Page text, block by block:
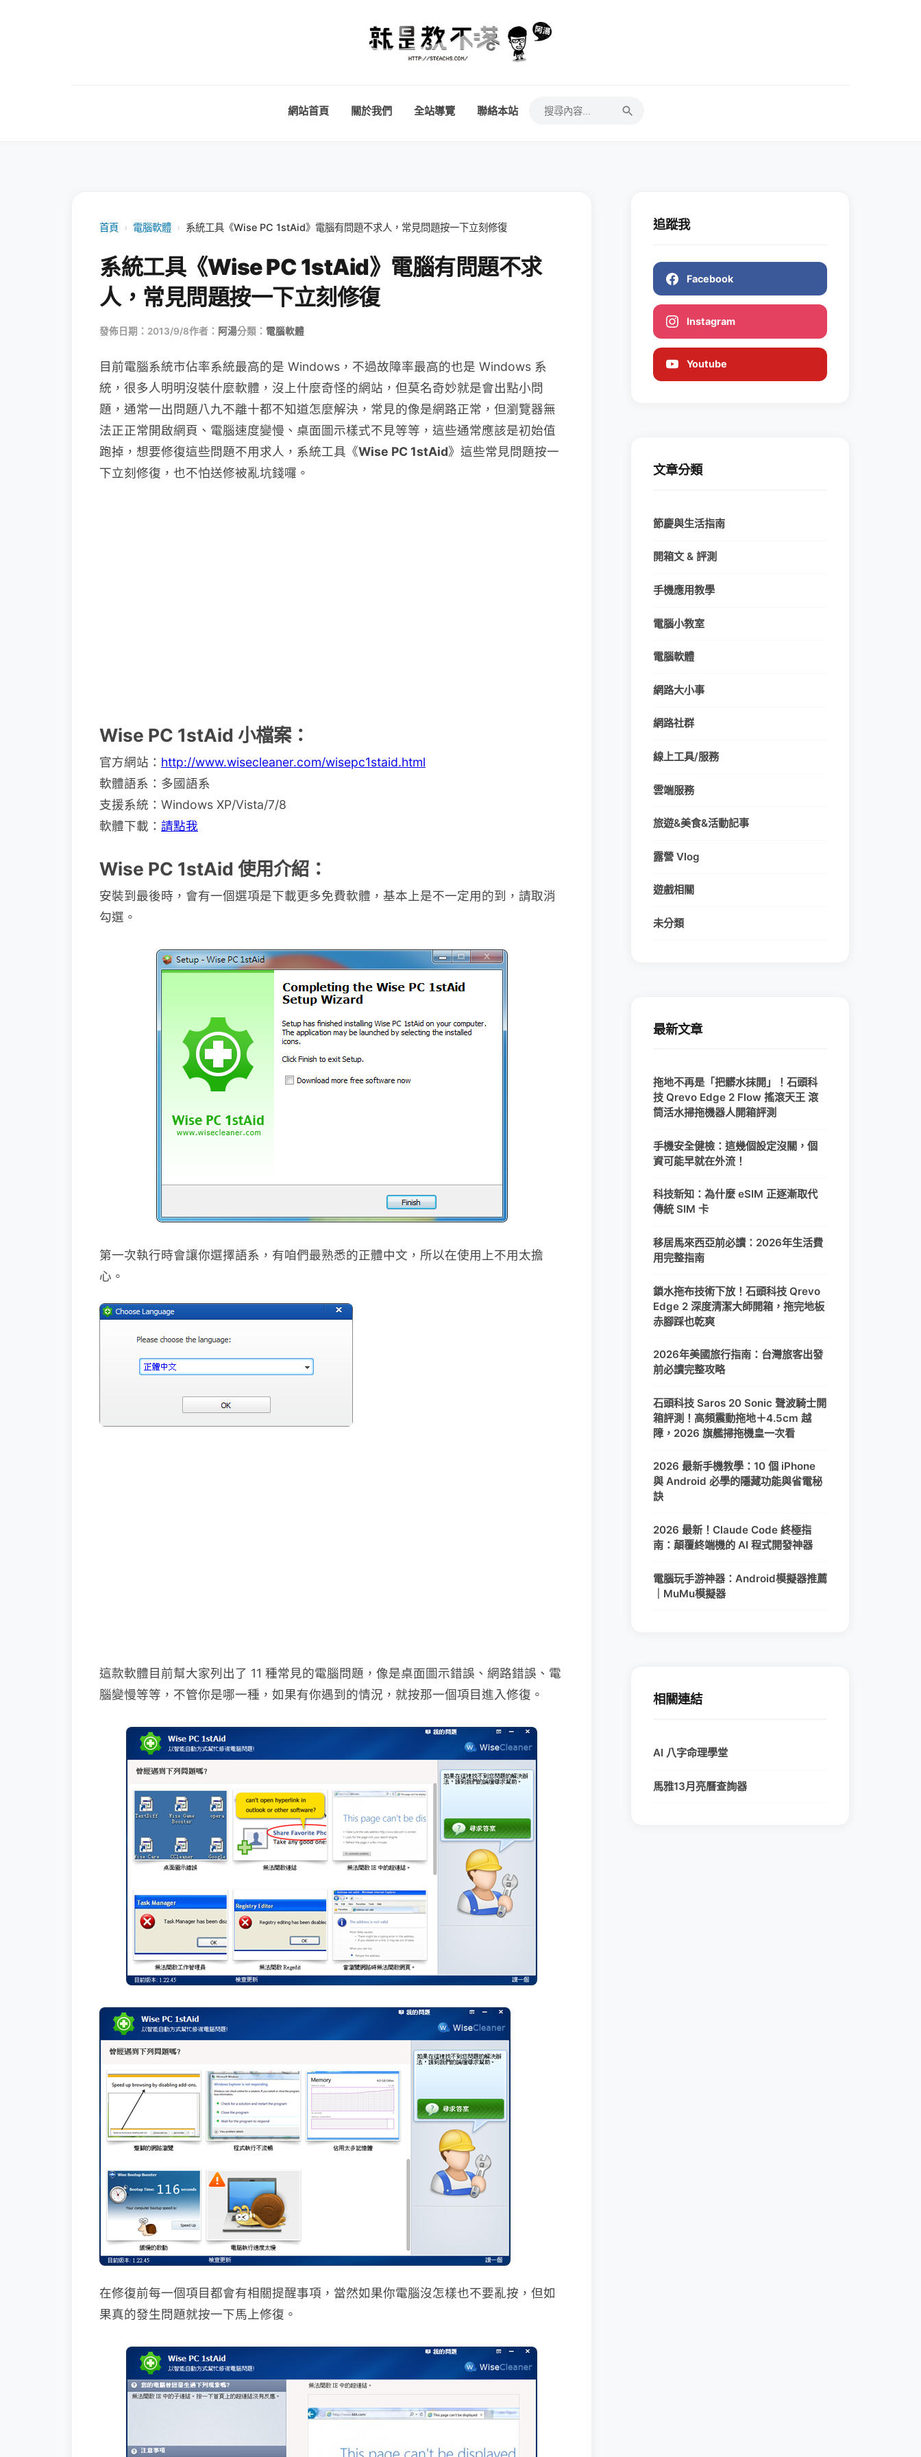
網站首頁 關於我們 全站導覽 聯絡本站
首頁 › 電腦軟體 › 系統工具《Wise PC 1stAid》電腦有問題不求人，常見問題按一下立刻修復
系統工具《Wise PC 1stAid》電腦有問題不求
人，常見問題按一下立刻修復
發佈日期：2013/9/8作者： 阿湯分類： 電腦軟體
目前電腦系統市佔率系統最高的是 Windows，不過故障率最高的也是 Windows 系
統，很多人明明沒裝什麼軟體，沒上什麼奇怪的網站，但莫名奇妙就是會出點小問
題，通常一出問題八九不離十都不知道怎麼解決，常見的像是網路正常，但瀏覽器無
法正正常開啟網頁、電腦速度變慢、桌面圖示樣式不見等等，這些通常應該是初始值
跑掉，想要修復這些問題不用求人，系統工具《Wise PC 1stAid》這些常見問題按一
下立刻修復，也不怕送修被亂坑錢囉。
Wise PC 1stAid 小檔案：
官方網站： http://www.wisecleaner.com/wisepc1staid.html
軟體語系：多國語系
支援系統：Windows XP/Vista/7/8
軟體下載： 請點我
Wise PC 1stAid 使用介紹：
安裝到最後時，會有一個選項是下載更多免費軟體，基本上是不一定用的到，請取消
勾選。
第一次執行時會讓你選擇語系，有咱們最熟悉的正體中文，所以在使用上不用太擔
心。
這款軟體目前幫大家列出了 11 種常見的電腦問題，像是桌面圖示錯誤、網路錯誤、電
腦變慢等等，不管你是哪一種，如果有你遇到的情況，就按那一個項目進入修復。
在修復前每一個項目都會有相關提醒事項，當然如果你電腦沒怎樣也不要亂按，但如
果真的發生問題就按一下馬上修復。
追蹤我
Facebook
Instagram
Youtube
文章分類
節慶與生活指南
開箱文 & 評測
手機應用教學
電腦小教室
電腦軟體
網路大小事
網路社群
線上工具/服務
雲端服務
旅遊&美食&活動記事
露營 Vlog
遊戲相關
未分類
最新文章
拖地不再是「把髒水抹開」！石頭科
技 Qrevo Edge 2 Flow 搖滾天王 滾
筒活水掃拖機器人開箱評測
手機安全健檢：這幾個設定沒關，個
資可能早就在外流！
科技新知：為什麼 eSIM 正逐漸取代
傳統 SIM 卡
移居馬來西亞前必讀：2026年生活費
用完整指南
鎖水拖布技術下放！石頭科技 Qrevo
Edge 2 深度清潔大師開箱，拖完地板
赤腳踩也乾爽
2026年美國旅行指南：台灣旅客出發
前必讀完整攻略
石頭科技 Saros 20 Sonic 聲波騎士開
箱評測！高頻震動拖地＋4.5cm 越
障，2026 旗艦掃拖機皇一次看
2026 最新手機教學：10 個 iPhone
與 Android 必學的隱藏功能與省電秘
訣
2026 最新！Claude Code 終極指
南：顛覆終端機的 AI 程式開發神器
電腦玩手游神器：Android模擬器推薦
｜MuMu模擬器
相關連結
AI 八字命理學堂
馬雅13月亮曆查詢器